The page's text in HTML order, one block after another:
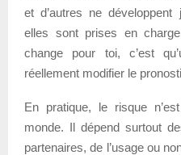
et d’autres ne
elles sont prises en
change pour toi, c’est
réellement modifier le
En pratique, le risque
monde. Il dépend surtout
partenaires, de l’usage ou